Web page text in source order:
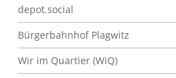
depot.social
Bürgerbahnhof Plagwitz
Wir im Quartier (WiQ)